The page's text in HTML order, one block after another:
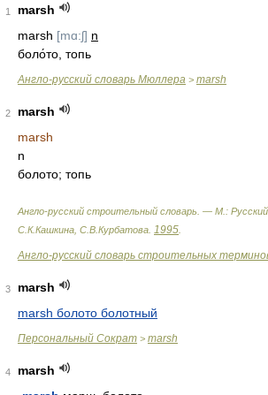
1
marsh
marsh [mɑ:ʃ] n
боло́то, топь
Англо-русский словарь Мюллера > marsh
2
marsh
marsh
n
болото; топь
Англо-русский строительный словарь. — М.:
С.К.Кашкина, С.В.Курбатова 1995
Англо-русский словарь строительных
3
marsh
marsh болото болотный
Персональный Сократ > marsh
4
marsh